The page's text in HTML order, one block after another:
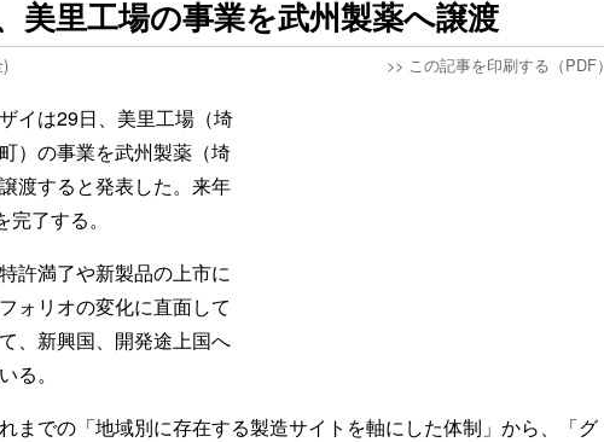
美里工場の事業を武州製薬へ譲渡
>> この記事を印刷する（PDF）
イは29日、美里工場（埼
）の事業を武州製薬（埼
渡すると発表した。来年
了する。
許満了や新製品の上市に
ォリオの変化に直面して
、新興国、開発途上国へ
る。
までの「地域別に存在する製造サイトを軸にした体制」から、「グ